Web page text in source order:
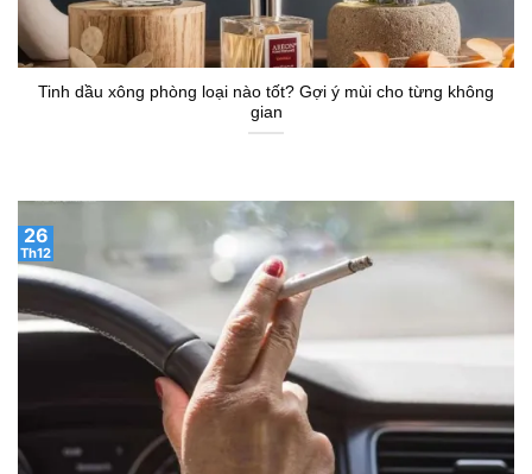
Tinh dầu xông phòng loại nào tốt? Gợi ý mùi cho từng không
gian
26
Th12